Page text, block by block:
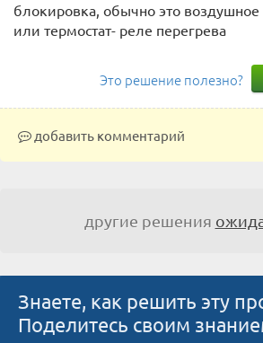
блокировка, обычно это воздушное
или термостат- реле перегрева
Это решение полезно?
добавить комментарий
другие решения
Знаете, как решить эту
Поделитесь своим